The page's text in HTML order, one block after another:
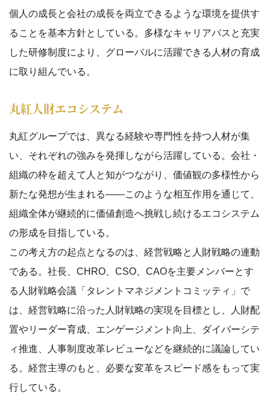
個人の成長と会社の成長を両立できるような環境を提供す
ることを基本方針としている。多様なキャリアパスと充実
した研修制度により、グローバルに活躍できる人材の育成
に取り組んでいる。
丸紅人財エコシステム
丸紅グループでは、異なる経験や専門性を持つ人材が集
い、それぞれの強みを発揮しながら活躍している。会社・
組織の枠を超えて人と知がつながり、価値観の多様性から
新たな発想が生まれる――このような相互作用を通じて、
組織全体が継続的に価値創造へ挑戦し続けるエコシステム
の形成を目指している。
この考え方の起点となるのは、経営戦略と人財戦略の連動
である。社長、CHRO、CSO、CAOを主要メンバーとす
る人財戦略会議「タレントマネジメントコミッティ」で
は、経営戦略に沿った人財戦略の実現を目標とし、人財配
置やリーダー育成、エンゲージメント向上、ダイバーシテ
ィ推進、人事制度改革レビューなどを継続的に議論してい
る。経営主導のもと、必要な変革をスピード感をもって実
行している。